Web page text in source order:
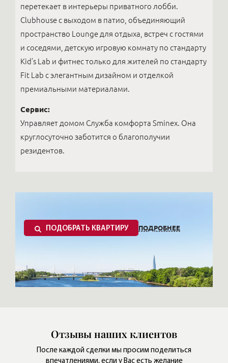
перетекает в интерьеры приватного лобби.
Clubhouse с выходом в патио, объединяющий
пространство Lounge для отдыха, встреч с гостями
и соседями, детскую игровую комнату по стандарту
Kid’s Lab и фитнес только для жителей по стандарту
Fit Lab с элегантным дизайном и отделкой
премиальными материалами.
Сервис:
Управляет домом Служба комфорта Sminex. Она
круглосуточно заботится о благополучии
резидентов.
ПОДОБРАТЬ КВАРТИРУ ПОДРОБНЕЕ
Отзывы наших клиентов
После каждой сделки мы просим поделиться
впечатлениями,если у Вас есть желание